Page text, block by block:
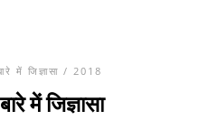
में जिज्ञासा / 2018
में जिज्ञासा